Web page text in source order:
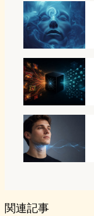
関連記事